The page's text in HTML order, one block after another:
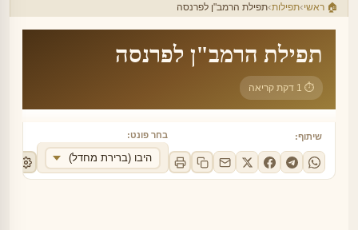
🏠 ראשי›תפילות›תפילת הרמב"ן לפרנסה
תפילת הרמב"ן לפרנסה
⏱ 1 דקת קריאה
שיתוף: בחר פונט:
היבו (ברירת מחדל)